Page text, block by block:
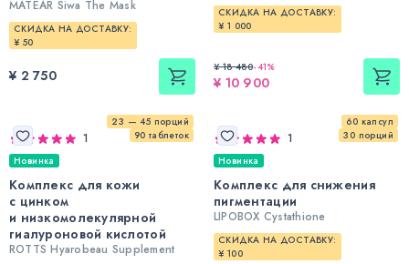
MATEAR Siwa The Mask
СКИДКА НА ДОСТАВКУ:
¥ 50
¥ 2 750
СКИДКА НА ДОСТАВКУ:
¥ 1 000
¥ 18 480-41%
¥ 10 900
23 — 45 порций
90 таблеток
1
Новинка
Комплекс для кожи
с цинком
и низкомолекулярной
гиалуроновой кислотой
ROTTS Hyarobeau Supplement
60 капсул
30 порций
1
Новинка
Комплекс для снижения
пигментации
LIPOBOX Cystathione
СКИДКА НА ДОСТАВКУ:
¥ 100